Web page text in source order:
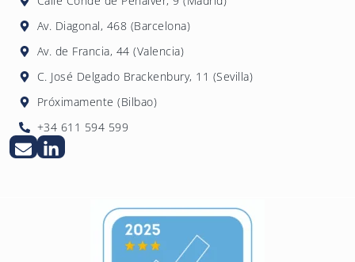
adicionales en casos complejos.
Av. Diagonal, 468 (Barcelona)
Av. de Francia, 44 (Valencia)
C. José Delgado Brackenbury, 11 (Sevilla)
Próximamente (Bilbao)
+34 611 594 599